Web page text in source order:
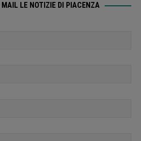
MAIL LE NOTIZIE DI PIACENZA